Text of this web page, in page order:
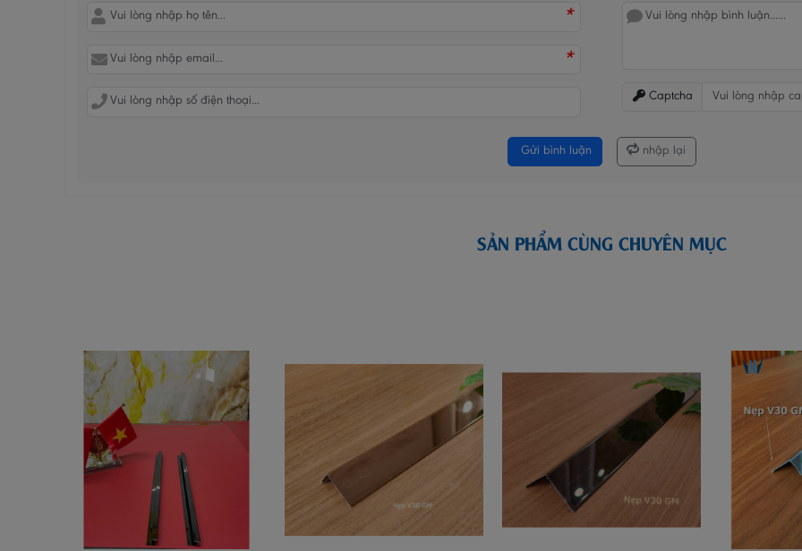
*
*
Captcha
Gửi bình luận nhập lại
SẢN PHẨM CÙNG CHUYÊN MỤC